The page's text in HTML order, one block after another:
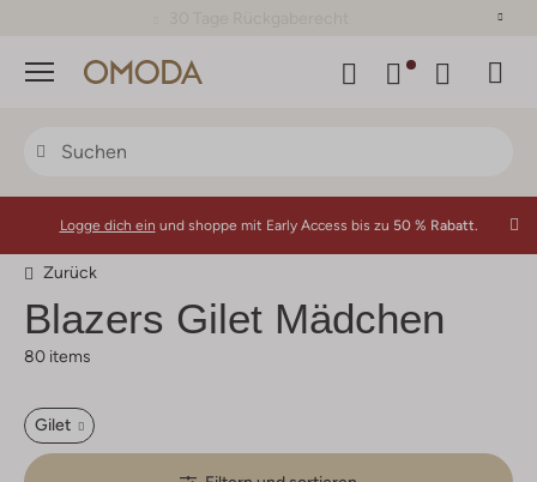
Menü
Logge dich ein und shoppe mit Early Access bis zu 50 % Rabatt.
Zurück
Blazers Gilet Mädchen
80 items
Gilet